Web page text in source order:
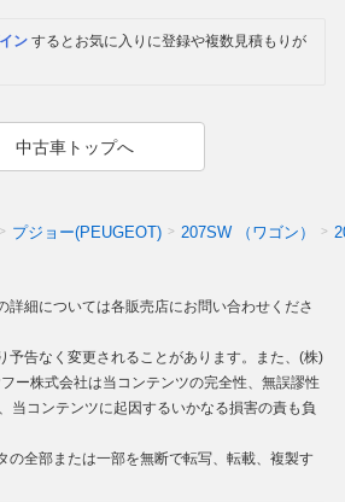
ン するとお気に入りに登録や複数見積もりが
中古車トップへ
プジョー(PEUGEOT) 207SW （ワゴン）
詳細については各販売店にお問い合わせくださ
予告なく変更されることがあります。また、(株)
ー株式会社は当コンテンツの完全性、無誤謬性
当コンテンツに起因するいかなる損害の責も負
の全部または一部を無断で転写、転載、複製す